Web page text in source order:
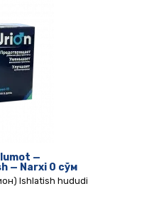
—
— Narxi 0 сўм
Ishlatish hududi